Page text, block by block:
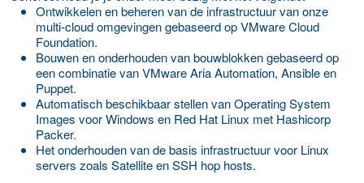
Ontwikkelen en beheren van de infrastructuur van onze
multi-cloud omgevingen gebaseerd op VMware Cloud
Foundation.
Bouwen en onderhouden van bouwblokken gebaseerd op
een combinatie van VMware Aria Automation, Ansible en
Puppet.
Automatisch beschikbaar stellen van Operating System
Images voor Windows en Red Hat Linux met Hashicorp
Packer.
Het onderhouden van de basis infrastructuur voor Linux
servers zoals Satellite en SSH hop hosts.